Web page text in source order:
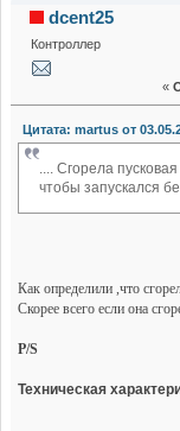
dcent25
Контроллер
«
Цитата: martus от
.... Сгорела
чтобы запускался
Как определили ,что
Скорее всего если она
P/S
Техническая